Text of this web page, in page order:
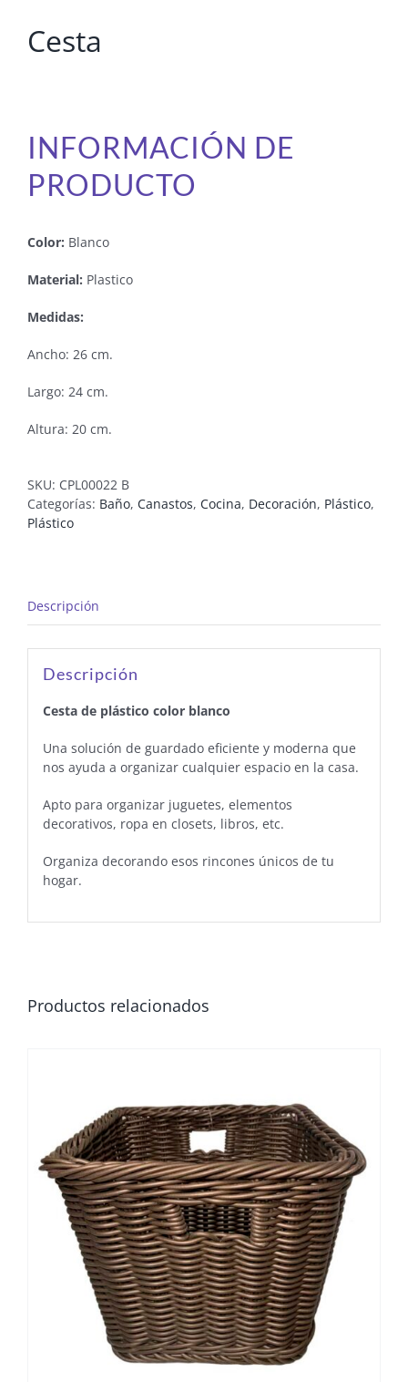
Cesta
INFORMACIÓN DE
PRODUCTO
Color: Blanco
Material: Plastico
Medidas:
Ancho: 26 cm.
Largo: 24 cm.
Altura: 20 cm.
SKU: CPL00022 B
Categorías: Baño, Canastos, Cocina, Decoración, Plástico,
Plástico
Descripción
Descripción
Cesta de plástico color blanco
Una solución de guardado eficiente y moderna que
nos ayuda a organizar cualquier espacio en la casa.
Apto para organizar juguetes, elementos
decorativos, ropa en closets, libros, etc.
Organiza decorando esos rincones únicos de tu
hogar.
Productos relacionados